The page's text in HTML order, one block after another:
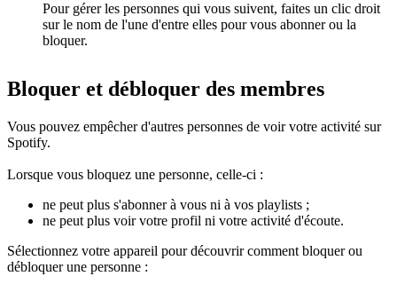
Pour gérer les personnes qui vous suivent, faites un clic droit
sur le nom de l'une d'entre elles pour vous abonner ou la
bloquer.
Bloquer et débloquer des membres
Vous pouvez empêcher d'autres personnes de voir votre activité sur
Spotify.
Lorsque vous bloquez une personne, celle-ci :
ne peut plus s'abonner à vous ni à vos playlists ;
ne peut plus voir votre profil ni votre activité d'écoute.
Sélectionnez votre appareil pour découvrir comment bloquer ou
débloquer une personne :